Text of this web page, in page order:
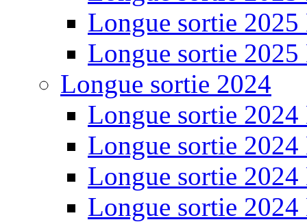
Longue sortie 2025
Longue sortie 2025
Longue sortie 2024
Longue sortie 2024
Longue sortie 2024
Longue sortie 2024
Longue sortie 2024